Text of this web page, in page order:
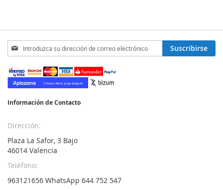
Inscríbase
a
nuestro
boletín
de
Suscribirse
Información de Contacto
Dirección:
Plaza La Safor, 3 Bajo
46014 Valencia
Teléfono:
963121656 WhatsApp 644 752 547